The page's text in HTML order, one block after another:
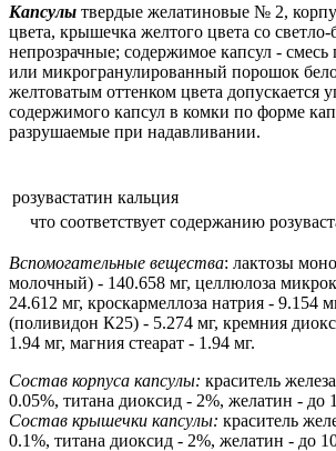
Капсулы твердые желатиновые № 2,
цвета, крышечка желтого цвета со
непрозрачные; содержимое капсул -
или микрогранулированный порошок
желтоватым оттенком цвета допускается
содержимого капсул в комки по форме
разрушаемые при надавливании.
розувастатин кальция
что соответствует содержанию
Вспомогательные вещества: лактозы
молочный) - 140.658 мг, целлюлоза
24.612 мг, кроскармеллоза натрия - 9.154
(поливидон К25) - 5.274 мг, кремния
1.94 мг, магния стеарат - 1.94 мг.
Состав корпуса капсулы: краситель
0.05%, титана диоксид - 2%, желатин - до
Состав крышечки капсулы: краситель
0.1%, титана диоксид - 2%, желатин - до